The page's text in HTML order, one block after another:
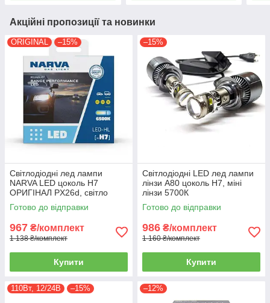
Акційні пропозиції та новинки
ORIGINAL –15%
Світлодіодні лед лампи
NARVA LED цоколь H7
ОРИГІНАЛ PX26d, світло
6500К, 12/24В 24W
Готово до відправки
967 ₴/комплект
1 138 ₴/комплект
Купити
–15%
Світлодіодні LED лед лампи
лінзи A80 цоколь H7, міні
лінзи 5700К
Готово до відправки
986 ₴/комплект
1 160 ₴/комплект
Купити
110Вт, 12/24В –15% –12%